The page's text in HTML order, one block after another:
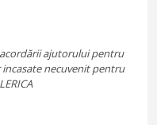
ajutorului pentru
necuvenit pentru